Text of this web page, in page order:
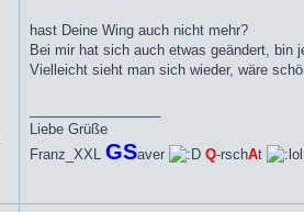
hast Deine Wing auch nicht mehr?
Bei mir hat sich auch etwas geändert, bin
Vielleicht sieht man sich wieder, wäre
Liebe Grüße
Franz_XXL GSaver Q-rschAt